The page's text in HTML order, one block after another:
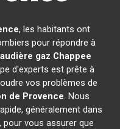
, les habitants ont
pour répondre à
gaz Chappee
d'experts est prête à
vos problèmes de
de Provence. Nous
généralement dans
pour vous assurer que